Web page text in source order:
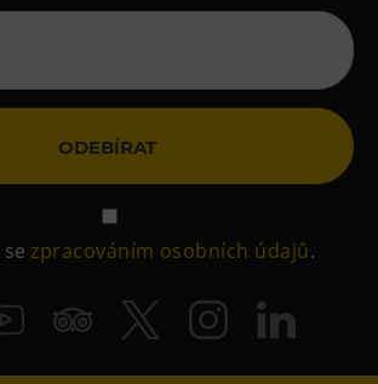
ODEBÍRAT
sezpracováním osobních údajů.